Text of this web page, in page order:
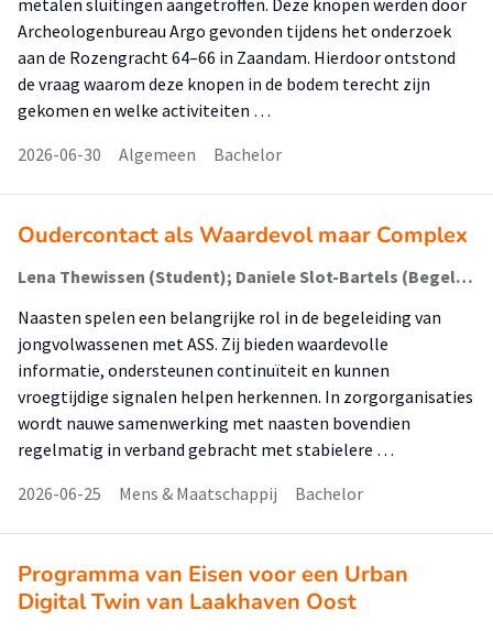
metalen sluitingen aangetroffen. Deze knopen werden door
Archeologenbureau Argo gevonden tijdens het onderzoek
aan de Rozengracht 64–66 in Zaandam. Hierdoor ontstond
de vraag waarom deze knopen in de bodem terecht zijn
gekomen en welke activiteiten …
2026-06-30
Algemeen Bachelor
Oudercontact als Waardevol maar Complex
Lena Thewissen (Student); Daniele Slot-Bartels (Begeleider); Julien Abrahams (Begeleider)
Naasten spelen een belangrijke rol in de begeleiding van
jongvolwassenen met ASS. Zij bieden waardevolle
informatie, ondersteunen continuïteit en kunnen
vroegtijdige signalen helpen herkennen. In zorgorganisaties
wordt nauwe samenwerking met naasten bovendien
regelmatig in verband gebracht met stabielere …
2026-06-25
Mens & Maatschappij Bachelor
Programma van Eisen voor een Urban
Digital Twin van Laakhaven Oost